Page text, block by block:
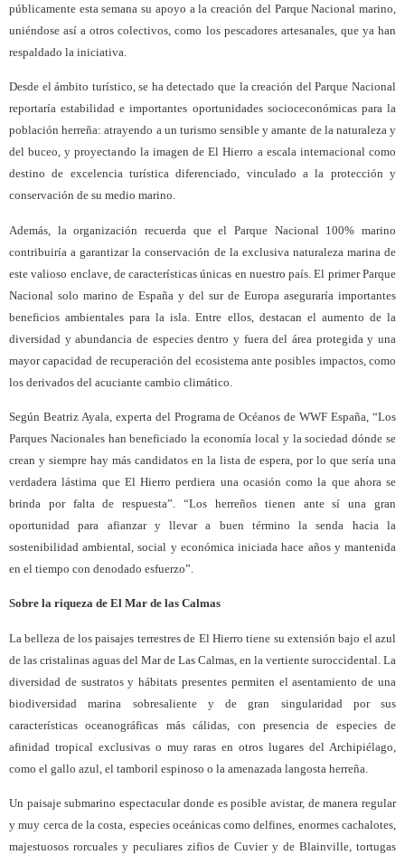
públicamente esta semana su apoyo a la creación del Parque Nacional marino,
uniéndose así a otros colectivos, como los pescadores artesanales, que ya han
respaldado la iniciativa.
Desde el ámbito turístico, se ha detectado que la creación del Parque Nacional
reportaría estabilidad e importantes oportunidades socioceconómicas para la
población herreña: atrayendo a un turismo sensible y amante de la naturaleza y
del buceo, y proyectando la imagen de El Hierro a escala internacional como
destino de excelencia turística diferenciado, vinculado a la protección y
conservación de su medio marino.
Además, la organización recuerda que el Parque Nacional 100% marino
contribuiría a garantizar la conservación de la exclusiva naturaleza marina de
este valioso enclave, de características únicas en nuestro país. El primer Parque
Nacional solo marino de España y del sur de Europa aseguraría importantes
beneficios ambientales para la isla. Entre ellos, destacan el aumento de la
diversidad y abundancia de especies dentro y fuera del área protegida y una
mayor capacidad de recuperación del ecosistema ante posibles impactos, como
los derivados del acuciante cambio climático.
Según Beatriz Ayala, experta del Programa de Océanos de WWF España, “Los
Parques Nacionales han beneficiado la economía local y la sociedad dónde se
crean y siempre hay más candidatos en la lista de espera, por lo que sería una
verdadera lástima que El Hierro perdiera una ocasión como la que ahora se
brinda por falta de respuesta”. “Los herreños tienen ante sí una gran
oportunidad para afianzar y llevar a buen término la senda hacia la
sostenibilidad ambiental, social y económica iniciada hace años y mantenida
en el tiempo con denodado esfuerzo”.
Sobre la riqueza de El Mar de las Calmas
La belleza de los paisajes terrestres de El Hierro tiene su extensión bajo el azul
de las cristalinas aguas del Mar de Las Calmas, en la vertiente suroccidental. La
diversidad de sustratos y hábitats presentes permiten el asentamiento de una
biodiversidad marina sobresaliente y de gran singularidad por sus
características oceanográficas más cálidas, con presencia de especies de
afinidad tropical exclusivas o muy raras en otros lugares del Archipiélago,
como el gallo azul, el tamboril espinoso o la amenazada langosta herreña.
Un paisaje submarino espectacular donde es posible avistar, de manera regular
y muy cerca de la costa, especies oceánicas como delfines, enormes cachalotes,
majestuosos rorcuales y peculiares zifios de Cuvier y de Blainville, tortugas